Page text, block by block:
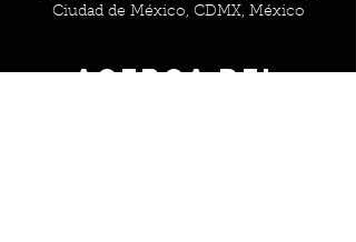
Ciudad de México, CDMX, México
Acerca del